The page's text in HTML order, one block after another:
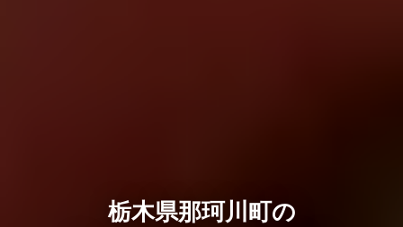
栃木県那珂川町の